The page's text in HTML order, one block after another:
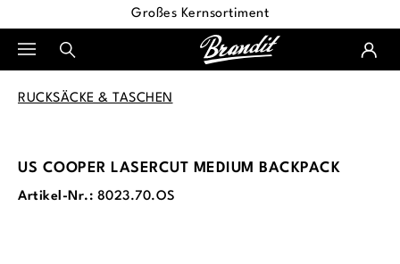
Großes Kernsortiment
RUCKSÄCKE & TASCHEN
US COOPER LASERCUT MEDIUM BACKPACK
Artikel-Nr.: 8023.70.OS